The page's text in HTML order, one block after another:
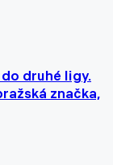
druhé ligy.
značka,